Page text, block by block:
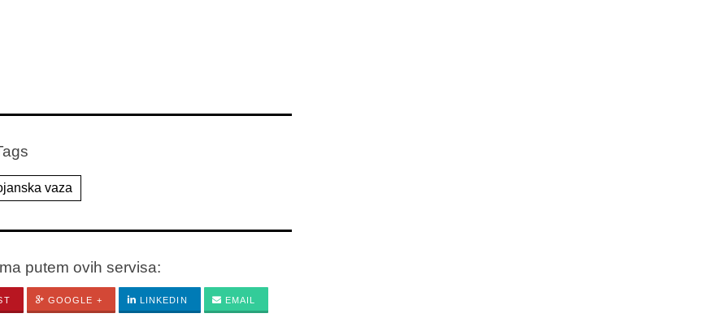
vaza
putem ovih servisa:
GOOGLE + LINKEDIN EMAIL